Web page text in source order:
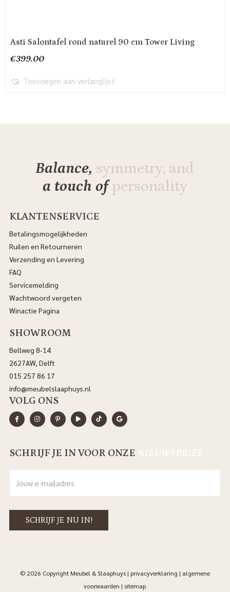
Asti Salontafel rond naturel 90 cm Tower Living
€399.00
Toevoegen aan verlanglijst
Balance, symmetry, and
a touch ofpersonality
KLANTENSERVICE
Betalingsmogelijkheden
Ruilen en Retourneren
Verzending en Levering
FAQ
Servicemelding
Wachtwoord vergeten
Winactie Pagina
SHOWROOM
Bellweg 8-14
2627AW, Delft
015 257 86 17
info@meubelslaaphuys.nl
VOLG ONS
SCHRIJF JE IN VOOR ONZE NIEUWSBRIEF
© 2026 Copyright Meubel & Slaaphuys | privacyverklaring | algemene
voorwaarden | sitemap